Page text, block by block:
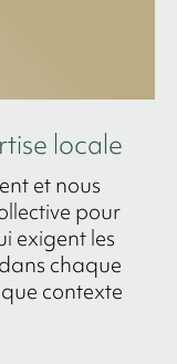
locale
et nous
pour
exigent les
chaque
contexte